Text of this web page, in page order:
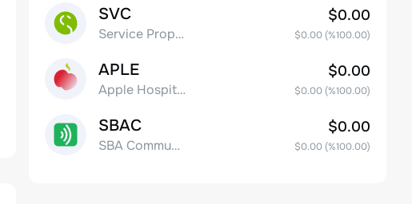
SVC
Service Properties Trust Common Stock
$0.00
$0.00(%100.00)
APLE
Apple Hospitality REIT, Inc.
$0.00
$0.00(%100.00)
SBAC
SBA Communications Corp
$0.00
$0.00(%100.00)